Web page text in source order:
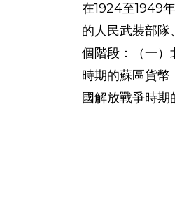
在1924至1949
的人民武裝部
個階段：（一）
時期的蘇區貨
國解放戰爭時期